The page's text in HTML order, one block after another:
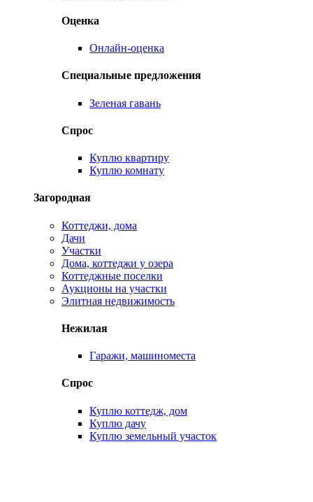
Оценка
Онлайн-оценка
Специальные предложения
Зеленая гавань
Спрос
Куплю квартиру
Куплю комнату
Загородная
Коттеджи, дома
Дачи
Участки
Дома, коттеджи у озера
Коттеджные поселки
Аукционы на участки
Элитная недвижимость
Нежилая
Гаражи, машиноместа
Спрос
Куплю коттедж, дом
Куплю дачу
Куплю земельный участок